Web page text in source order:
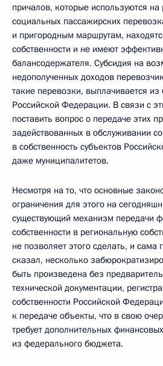
причалов, которые используются на
социальных пассажирских
и пригородным маршрутам,
собственности и не имеют
балансодержателя. Субсидия на
недополученных доходов
такие перевозки, выплачивается
Российской Федерации. В связи с
поставить вопрос о передаче этих
задействованных в обслуживании
в собственность субъектов
даже муниципалитетов.
Несмотря на то, что основные
ограничения для этого на
существующий механизм передачи
собственности в региональную
не позволяет этого сделать, и
сказал, несколько
быть произведена без
технической документации,
собственности Российской
к передаче объекты, что в свою
требует дополнительных
из федерального бюджета.